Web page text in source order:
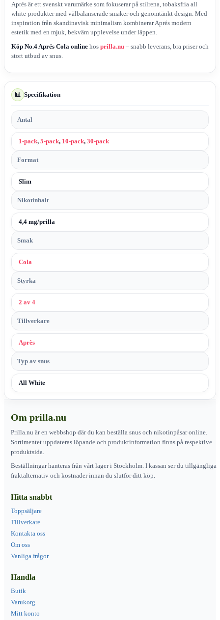
Aprés är ett svenskt varumärke som fokuserar på stilrena, tobaksfria all
white-produkter med välbalanserade smaker och genomtänkt design. Med
inspiration från skandinavisk minimalism kombinerar Aprés modern
estetik med en mjuk, bekväm upplevelse under läppen.
Köp No.4 Aprés Cola online hos prilla.nu – snabb leverans, bra priser och
stort utbud av snus.
📊 Specifikation
Antal
1-pack, 5-pack, 10-pack, 30-pack
Format
Slim
Nikotinhalt
4,4 mg/prilla
Smak
Cola
Styrka
2 av 4
Tillverkare
Après
Typ av snus
All White
Om prilla.nu
Prilla.nu är en webbshop där du kan beställa snus och nikotinpåsar online.
Sortimentet uppdateras löpande och produktinformation finns på respektive
produktsida.
Beställningar hanteras från vårt lager i Stockholm. I kassan ser du tillgängliga
fraktalternativ och kostnader innan du slutför ditt köp.
Hitta snabbt
Toppsäljare
Tillverkare
Kontakta oss
Om oss
Vanliga frågor
Handla
Butik
Varukorg
Mitt konto